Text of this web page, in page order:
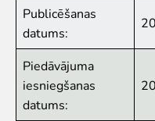
Krustvecāku
Biežāk uzdotie jautājumi
Ziedo un atbalsti
Ekskursijas
Atvērtās ekskursijas
Publicēšanas
datums:
Piedāvājuma
iesniegšanas
datums: